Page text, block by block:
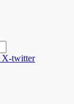
X-twitter